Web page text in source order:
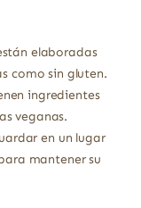
elaboradas
como sin gluten.
ingredientes
veganas.
en un lugar
mantener su